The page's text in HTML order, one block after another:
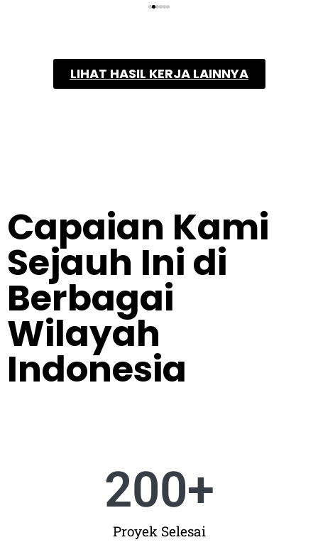
LIHAT HASIL KERJA LAINNYA
Capaian Kami
Sejauh Ini di
Berbagai
Wilayah
Indonesia
Proyek Selesai
200+